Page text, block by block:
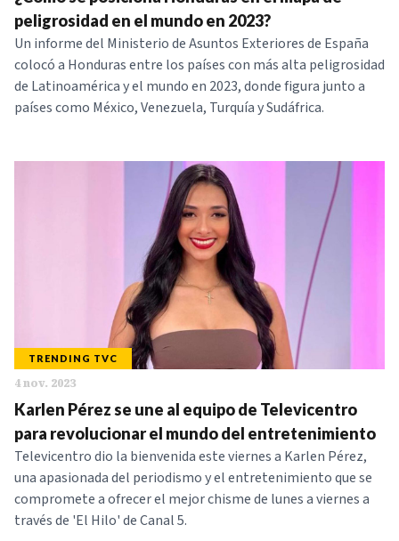
NOTICIAS
SERIES
peligrosidad en el mundo en 2023?
Un informe del Ministerio de Asuntos Exteriores de España
colocó a Honduras entre los países con más alta peligrosidad
de Latinoamérica y el mundo en 2023, donde figura junto a
países como México, Venezuela, Turquía y Sudáfrica.
TRENDING TVC
4 nov. 2023
Karlen Pérez se une al equipo de Televicentro
para revolucionar el mundo del entretenimiento
Televicentro dio la bienvenida este viernes a Karlen Pérez,
una apasionada del periodismo y el entretenimiento que se
compromete a ofrecer el mejor chisme de lunes a viernes a
través de 'El Hilo' de Canal 5.